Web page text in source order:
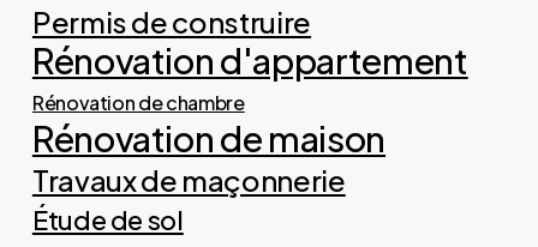
Permis de construire
Rénovation d'appartement
Rénovation de chambre
Rénovation de maison
Travaux de maçonnerie
Étude de sol